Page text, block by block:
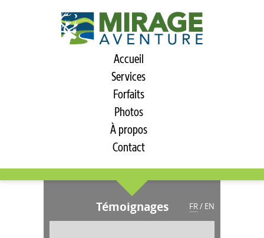
Accueil
Services
Forfaits
Photos
À propos
Contact
Témoignages FR/ EN